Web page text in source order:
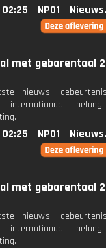
NPO1
met gebarentaal
nieuws,
internationaal
NPO1
met gebarentaal
nieuws,
internationaal